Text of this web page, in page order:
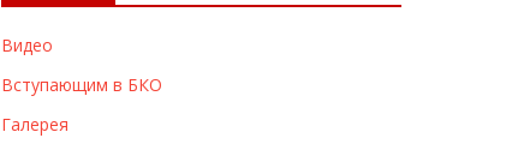
ы
Видео
Вступающим в БКО
Галерея